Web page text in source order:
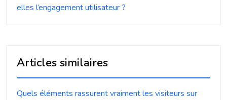
elles l’engagement utilisateur ?
Articles similaires
Quels éléments rassurent vraiment les visiteurs sur